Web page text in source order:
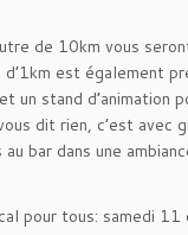
de 10km vous
est également
un stand d’animation
dit rien, c’est avec
bar dans une
pour tous: samedi